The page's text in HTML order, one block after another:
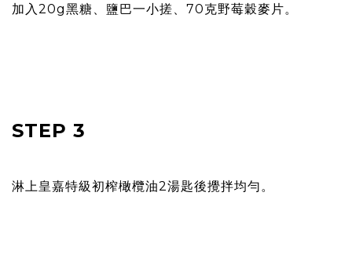
加入20g黑糖、鹽巴一小搓、70克野莓穀麥片。
STEP 3
淋上皇嘉特級初榨橄欖油2湯匙後攪拌均勻。